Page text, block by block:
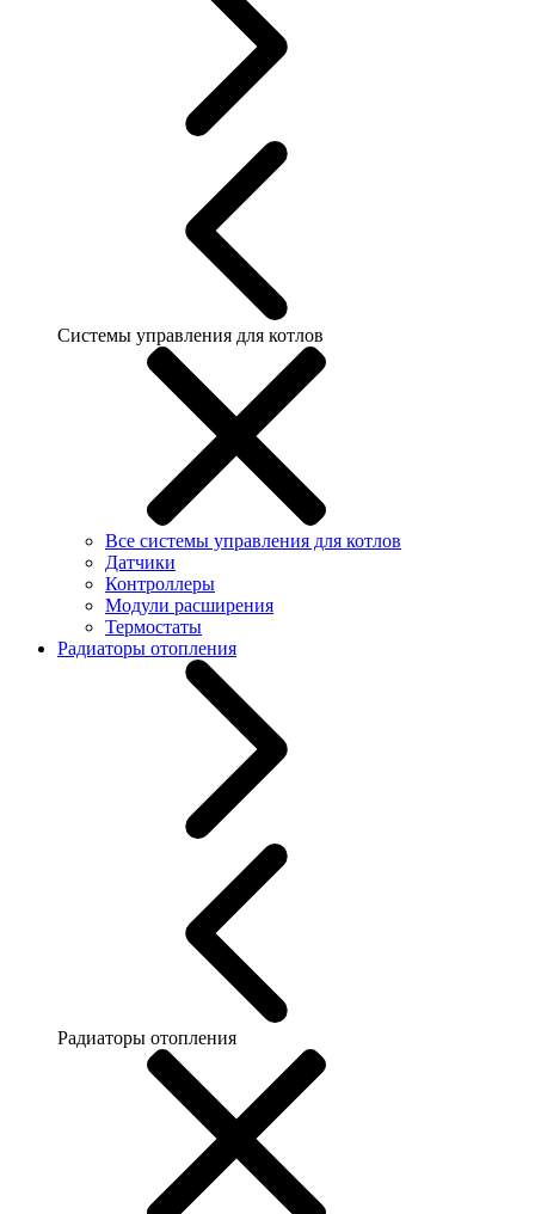
Системы управления для котлов
Все системы управления для котлов
Датчики
Контроллеры
Модули расширения
Термостаты
Радиаторы отопления
Радиаторы отопления